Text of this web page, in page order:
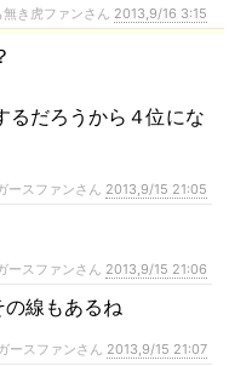
き虎ファンさん 2013,9/16 3:15
るだろうから４位にな
スファンさん 2013,9/15 21:05
スファンさん 2013,9/15 21:06
線もあるね
ースファンさん 2013,9/15 21:07